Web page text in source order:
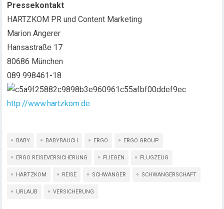
Pressekontakt
HARTZKOM PR und Content Marketing
Marion Angerer
Hansastraße 17
80686 München
089 998461-18
http://www.hartzkom.de
BABY BABYBAUCH ERGO ERGO GROUP
ERGO REISEVERSICHERUNG FLIEGEN FLUGZEUG
HARTZKOM REISE SCHWANGER SCHWANGERSCHAFT
URLAUB VERSICHERUNG